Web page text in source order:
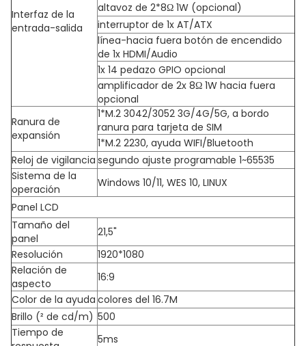
Interfaz de la
entrada-salida
altavoz de 2*8Ω 1W (opcional)
interruptor de 1x AT/ATX
línea-hacia fuera botón de encendido
de 1x HDMI/Audio
1x 14 pedazo GPIO opcional
amplificador de 2x 8Ω 1W hacia fuera
opcional
Ranura de
expansión
1*M.2 3042/3052 3G/4G/5G, a bordo
ranura para tarjeta de SIM
1*M.2 2230, ayuda WIFI/Bluetooth
Reloj de vigilancia segundo ajuste programable 1~65535
Sistema de la
operación
Windows 10/11, WES 10, LINUX
Panel LCD
Tamaño del
panel
21,5"
Resolución
1920*1080
Relación de
aspecto
16:9
Color de la ayuda colores del 16.7M
Brillo (² de cd/m) 500
Tiempo de
5ms